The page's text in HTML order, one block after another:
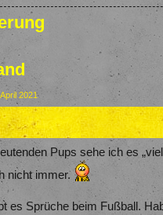
2021
Pups sehe ich es
nicht immer.
es Sprüche beim Fußball.